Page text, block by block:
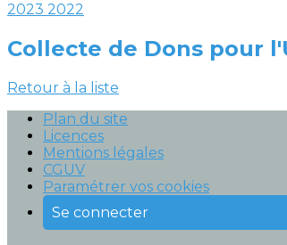
2023 2022
Collecte de Dons pour
Retour à la liste
Plan du site
Licences
Mentions légales
CGUV
Paramétrer vos cookies
Se connecter